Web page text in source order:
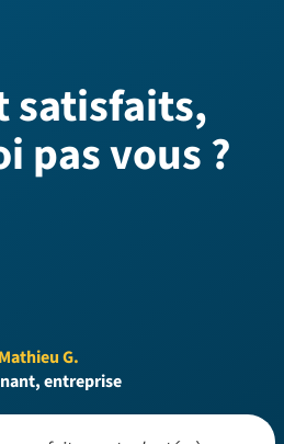
satisfaits,
pas vous ?
Mathieu G.
entreprise